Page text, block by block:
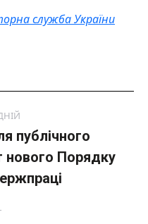
служба України
публічного
нового Порядку